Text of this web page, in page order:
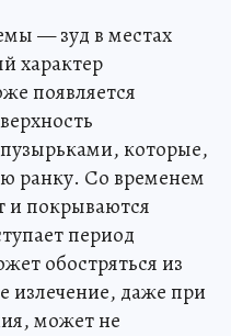
— зуд в местах
характер
появляется
которые,
ранку. Со временем
и покрываются
период
обостряться из
излечение, даже при
может не